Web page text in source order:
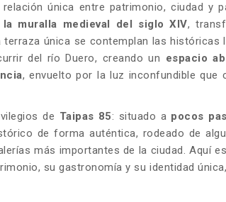
única entre patrimonio, ciudad y
muralla medieval del siglo XIV,
terraza única se contemplan las históricas
del río Duero, creando un espacio
, envuelto por la luz inconfundible que
de Taipas 85: situado a pocos
de forma auténtica, rodeado de
más importantes de la ciudad. Aquí
su gastronomía y su identidad